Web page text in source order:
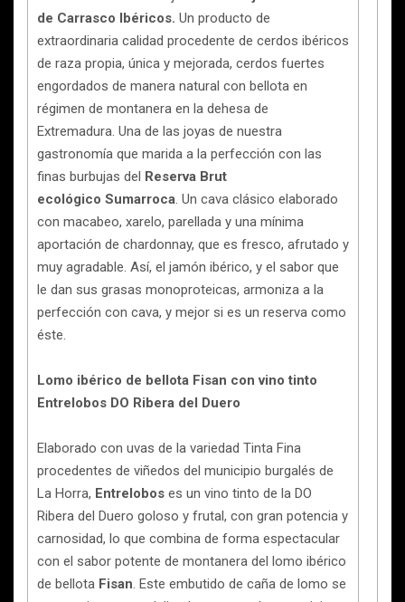
de Carrasco Ibéricos. Un producto de
extraordinaria calidad procedente de cerdos ibéricos
de raza propia, única y mejorada, cerdos fuertes
engordados de manera natural con bellota en
régimen de montanera en la dehesa de
Extremadura. Una de las joyas de nuestra
gastronomía que marida a la perfección con las
finas burbujas del Reserva Brut
ecológico Sumarroca. Un cava clásico elaborado
con macabeo, xarelo, parellada y una mínima
aportación de chardonnay, que es fresco, afrutado y
muy agradable. Así, el jamón ibérico, y el sabor que
le dan sus grasas monoproteicas, armoniza a la
perfección con cava, y mejor si es un reserva como
éste.
Lomo ibérico de bellota Fisan con vino tinto
Entrelobos DO Ribera del Duero
Elaborado con uvas de la variedad Tinta Fina
procedentes de viñedos del municipio burgalés de
La Horra, Entrelobos es un vino tinto de la DO
Ribera del Duero goloso y frutal, con gran potencia y
carnosidad, lo que combina de forma espectacular
con el sabor potente de montanera del lomo ibérico
de bellota Fisan. Este embutido de caña de lomo se